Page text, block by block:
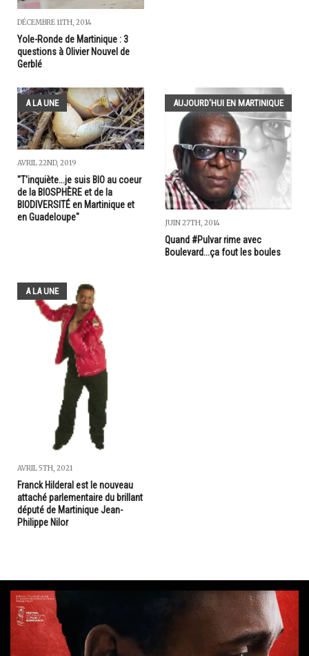
DÉCEMBRE 11TH, 2014
Yole-Ronde de Martinique : 3
questions à Olivier Nouvel de
Gerblé
A LA UNE
AVRIL 22ND, 2019
"T'inquiète...je suis BIO au coeur
de la BIOSPHÈRE et de la
BIODIVERSITÉ en Martinique et
en Guadeloupe"
AUJOURD'HUI EN MARTINIQUE
JUIN 27TH, 2014
Quand #Pulvar rime avec
Boulevard...ça fout les boules
A LA UNE
AVRIL 5TH, 2021
Franck Hilderal est le nouveau
attaché parlementaire du brillant
député de Martinique Jean-
Philippe Nilor